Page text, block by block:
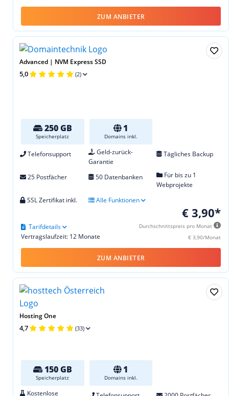
ZUM ANBIETER
Advanced | NVM Express SSD
5,0 (2)
250 GB
Speicherplatz
1
Domains inkl.
Telefonsupport
Geld-zurück-
Garantie
Tägliches Backup
25 Postfächer 50 Datenbanken
Für bis zu 1
Webprojekte
SSL Zertifikat inkl.
Alle Funktionen
€ 3,90*
Durchschnittspreis pro Monat
€ 3,90/Monat
Vertragslaufzeit: 12 Monate
Tarifdetails
ZUM ANBIETER
Hosting One
4,7 (33)
150 GB
Speicherplatz
1
Domains inkl.
Kostenlose